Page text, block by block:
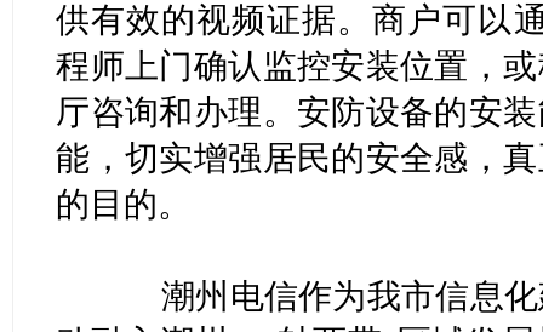
供有效的视频证据。商户可以
程师上门确认监控安装位置，
厅咨询和办理。安防设备的安
能，切实增强居民的安全感，
的目的。
潮州电信作为我市信息化